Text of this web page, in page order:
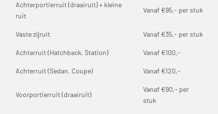
Achterportierruit (draairuit) + kleine
ruit
Vanaf €95,- per stuk
Vaste zijruit Vanaf €35,- per stuk
Achterruit (Hatchback, Station) Vanaf €100,-
Achterruit (Sedan, Coupe) Vanaf €120,-
Voorportierruit (draairuit)
Vanaf €90,- per
stuk